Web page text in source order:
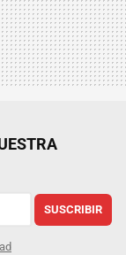
SUSCRIBIR